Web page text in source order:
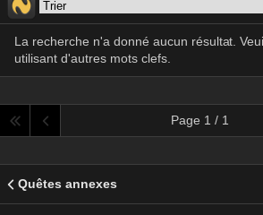
La recherche n'a donné aucun résultat.
utilisant d'autres mots clefs.
Page 1 / 1
Quêtes annexes